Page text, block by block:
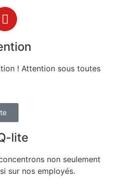
! Attention sous toutes
lite
non seulement
sur nos employés.